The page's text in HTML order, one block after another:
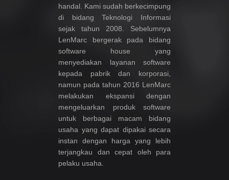
handal. Kami sudah berkecimpung
di bidang Teknologi Informasi
sejak tahun 2008. Sebelumnya
LenMarc bergerak pada bidang
software house yang
menyediakan layanan software
kepada pabrik dan korporasi,
namun pada tahun 2016 LenMarc
melakukan ekspansi dengan
mengeluarkan produk software
untuk berbagai macam bidang
usaha yang dapat dipakai secara
instan dengan harga yang lebih
terjangkau dan cepat oleh para
pelaku usaha.